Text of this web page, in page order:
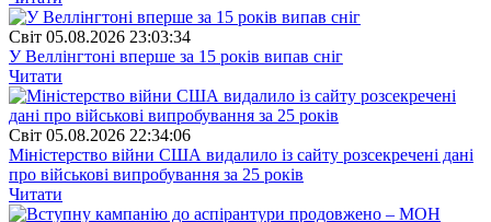
Свiт 05.08.2026 23:03:34
У Веллінгтоні вперше за 15 років випав сніг
Читати
Свiт 05.08.2026 22:34:06
Міністерство війни США видалило із сайту розсекречені дані
про військові випробування за 25 років
Читати